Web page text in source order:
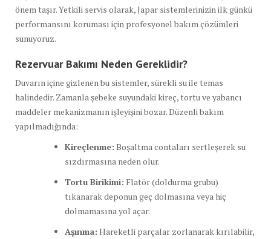
önem taşır. Yetkili servis olarak, Japar sistemlerinizin ilk günkü
performansını koruması için profesyonel bakım çözümleri
sunuyoruz.
Rezervuar Bakımı Neden Gereklidir?
Duvarın içine gizlenen bu sistemler, sürekli su ile temas
halindedir. Zamanla şebeke suyundaki kireç, tortu ve yabancı
maddeler mekanizmanın işleyişini bozar. Düzenli bakım
yapılmadığında:
Kireçlenme: Boşaltma contaları sertleşerek su
sızdırmasına neden olur.
Tortu Birikimi: Flatör (doldurma grubu)
tıkanarak deponun geç dolmasına veya hiç
dolmamasına yol açar.
Aşınma: Hareketli parçalar zorlanarak kırılabilir,